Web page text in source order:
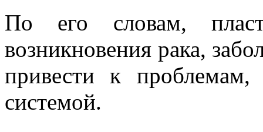
По его словам,
возникновения рака,
привести к проблемам,
системой.